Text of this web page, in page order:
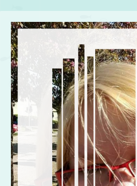
Post navigation